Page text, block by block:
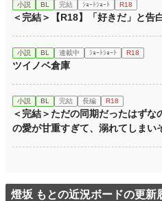
小説 BL 完結 ｼｮｰﾄｼｮｰﾄ R18
＜完結＞【R18】「好きだ」と告
小説 BL 連載中 ｼｮｰﾄｼｮｰﾄ R18
ツイノベ倉庫
小説 BL 完結 長編 R18
＜完結＞ただの同期だったはず
の愛が甘重すぎて、溺れてしまい
燈坂 もとの近況ボードの更新